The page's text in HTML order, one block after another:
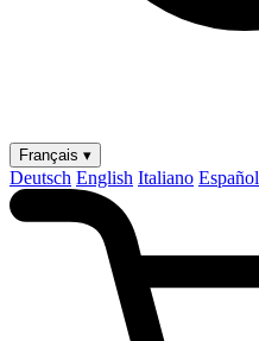
Français ▾
Deutsch English Italiano Español